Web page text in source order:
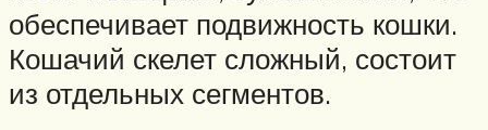
обеспечивает подвижность кошки.
Кошачий скелет сложный, состоит
из отдельных сегментов.